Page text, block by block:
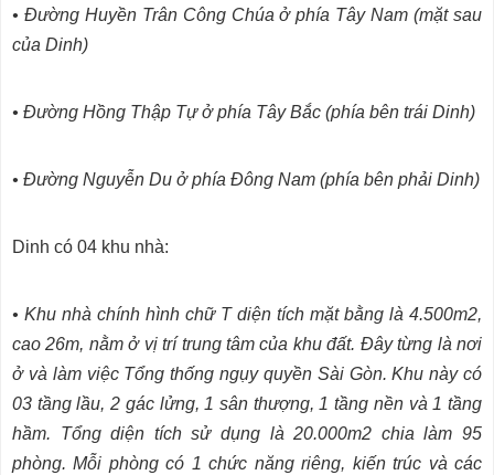
• Ðường Huyền Trân Công Chúa ở phía Tây Nam (mặt sau
của Dinh)
• Ðường Hồng Thập Tự ở phía Tây Bắc (phía bên trái Dinh)
• Ðường Nguyễn Du ở phía Ðông Nam (phía bên phải Dinh)
Dinh có 04 khu nhà:
• Khu nhà chính hình chữ T diện tích mặt bằng là 4.500m2,
cao 26m, nằm ở vị trí trung tâm của khu đất. Ðây từng là nơi
ở và làm việc Tổng thống ngụy quyền Sài Gòn. Khu này có
03 tầng lầu, 2 gác lửng, 1 sân thượng, 1 tầng nền và 1 tầng
hầm. Tổng diện tích sử dụng là 20.000m2 chia làm 95
phòng. Mỗi phòng có 1 chức năng riêng, kiến trúc và các